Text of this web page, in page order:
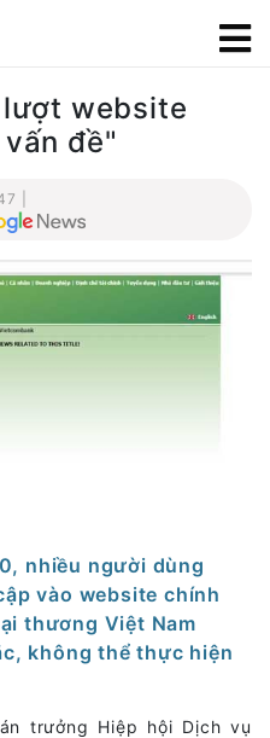
lượt website
đề"
|
nhiều người dùng
vào website chính
thương Việt Nam
không thể thực hiện
trưởng Hiệp hội Dịch vụ